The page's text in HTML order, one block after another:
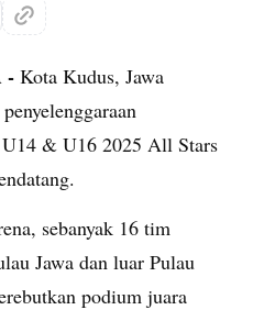
- Kota Kudus, Jawa
U14 & U16 2025 All Stars
sebanyak 16 tim
Jawa dan luar Pulau
podium juara